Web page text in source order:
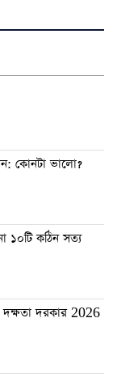
কোনটা ভালো?
১০টি কঠিন সত্য
দক্ষতা দরকার 2026